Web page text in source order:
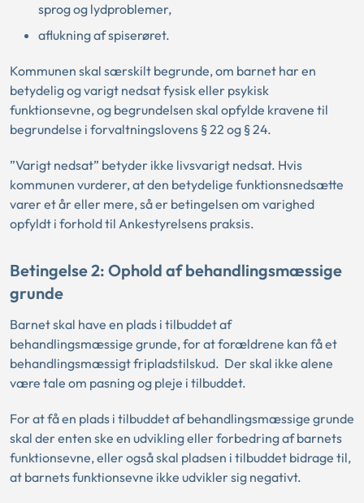
sprog og lydproblemer,
aflukning af spiserøret.
Kommunen skal særskilt begrunde, om barnet har en
betydelig og varigt nedsat fysisk eller psykisk
funktionsevne, og begrundelsen skal opfylde kravene til
begrundelse i forvaltningslovens § 22 og § 24.
”Varigt nedsat” betyder ikke livsvarigt nedsat. Hvis
kommunen vurderer, at den betydelige funktionsnedsætte
varer et år eller mere, så er betingelsen om varighed
opfyldt i forhold til Ankestyrelsens praksis.
Betingelse 2: Ophold af behandlingsmæssige
grunde
Barnet skal have en plads i tilbuddet af
behandlingsmæssige grunde, for at forældrene kan få et
behandlingsmæssigt fripladstilskud. Der skal ikke alene
være tale om pasning og pleje i tilbuddet.
For at få en plads i tilbuddet af behandlingsmæssige grunde
skal der enten ske en udvikling eller forbedring af barnets
funktionsevne, eller også skal pladsen i tilbuddet bidrage til,
at barnets funktionsevne ikke udvikler sig negativt.